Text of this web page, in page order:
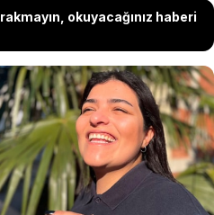
okuyacağınız haberi
32 yaşındaki anaokulu
Yılmaz iddiaya göre 7 aydır
arkadaşı tarafından
Erkek arkadaşı tarafından
getirilen Yılmaz,